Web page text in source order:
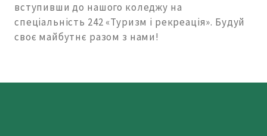
вступивши до нашого коледжу на
спеціальність 242 «Туризм і рекреація». Будуй
своє майбутнє разом з нами!